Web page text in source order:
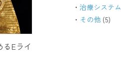
Eライ
治療システム
その他 (5)